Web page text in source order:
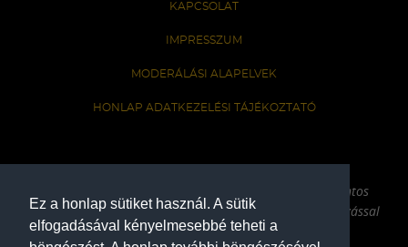
Ez a honlap sütiket használ. A sütik
elfogadásával kényelmesebbé teheti a
KAPCSOLAT
IMPRESSZUM
MODERÁLÁSI ALAPELVEK
HONLAP ADATKEZELÉSI TÁJÉKOZTATÓ
Az oldalon található írott és képi anyagok csak a forrás pontos
megjelölésével, internetes felhasználás esetén aktív hivatkozással
használhatóak fel.